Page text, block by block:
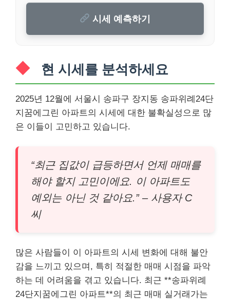
시세 예측하기
현 시세를 분석하세요
2025년 12월에 서울시 송파구 장지동 송파위례24단
지꿈에그린 아파트의 시세에 대한 불확실성으로 많
은 이들이 고민하고 있습니다.
“최근 집값이 급등하면서 언제 매매를
해야 할지 고민이에요. 이 아파트도
예외는 아닌 것 같아요.” – 사용자 C
씨
많은 사람들이 이 아파트의 시세 변화에 대해 불안
감을 느끼고 있으며, 특히 적절한 매매 시점을 파악
하는 데 어려움을 겪고 있습니다. 최근 **송파위례
24단지꿈에그린 아파트**의 최근 매매 실거래가는